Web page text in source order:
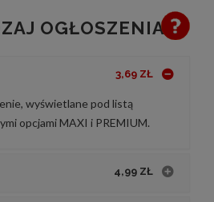
OGŁOSZENIA
3,69 ZŁ
wyświetlane pod listą
opcjami MAXI i PREMIUM.
4,99 ZŁ